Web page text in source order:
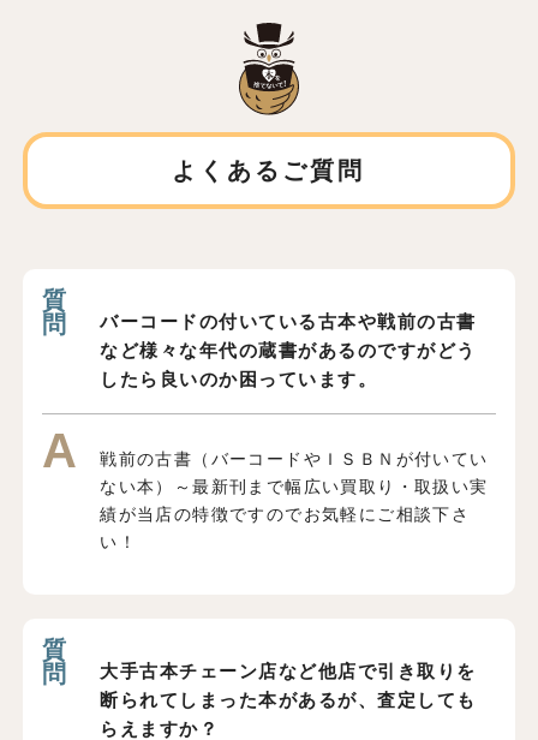
よくあるご質問
バーコードの付いている古本や戦前の古書
など様々な年代の蔵書があるのですがどう
したら良いのか困っています。
戦前の古書（バーコードやＩＳＢＮが付いてい
ない本）～最新刊まで幅広い買取り・取扱い実
績が当店の特徴ですのでお気軽にご相談下さ
い！
大手古本チェーン店など他店で引き取りを
断られてしまった本があるが、査定しても
らえますか？